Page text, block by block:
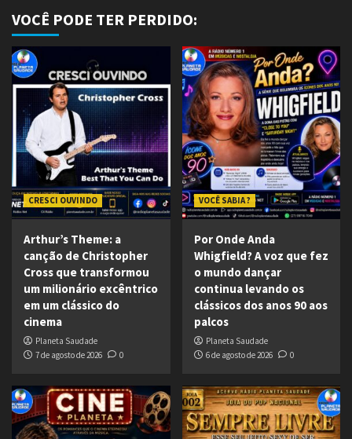
VOCÊ PODE TER PERDIDO:
CRESCI OUVINDO
Arthur’s Theme: a
canção de Christopher
Cross que transformou
um milionário excêntrico
em um clássico do
cinema
Planeta Saudade
7 de agosto de 2026
0
VOCÊ SABIA ?
Por Onde Anda
Whigfield? A voz que fez
o mundo dançar
continua levando os
clássicos dos anos 90 aos
palcos
Planeta Saudade
6 de agosto de 2026
0